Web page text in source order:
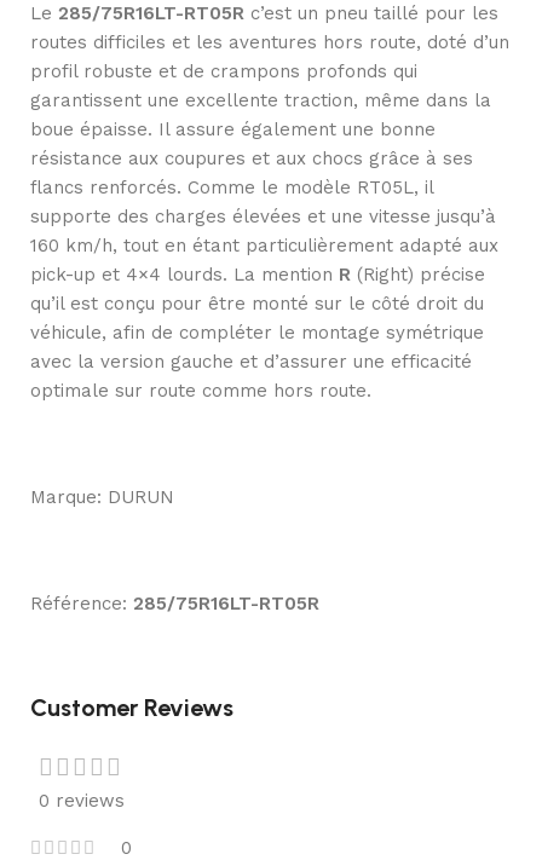
Le 285/75R16LT-RT05R c’est un pneu taillé pour les
routes difficiles et les aventures hors route, doté d’un
profil robuste et de crampons profonds qui
garantissent une excellente traction, même dans la
boue épaisse. Il assure également une bonne
résistance aux coupures et aux chocs grâce à ses
flancs renforcés. Comme le modèle RT05L, il
supporte des charges élevées et une vitesse jusqu’à
160 km/h, tout en étant particulièrement adapté aux
pick-up et 4×4 lourds. La mention R (Right) précise
qu’il est conçu pour être monté sur le côté droit du
véhicule, afin de compléter le montage symétrique
avec la version gauche et d’assurer une efficacité
optimale sur route comme hors route.
Marque: DURUN
Référence: 285/75R16LT-RT05R
Customer Reviews
0 reviews
0